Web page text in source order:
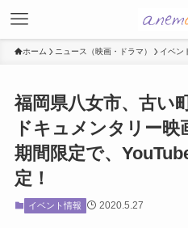
ホーム ニュース（映画・ドラマ） イベン
福岡県八女市、古い
ドキュメンタリー映
期間限定で、
定！
イベント情報 2020.5.27